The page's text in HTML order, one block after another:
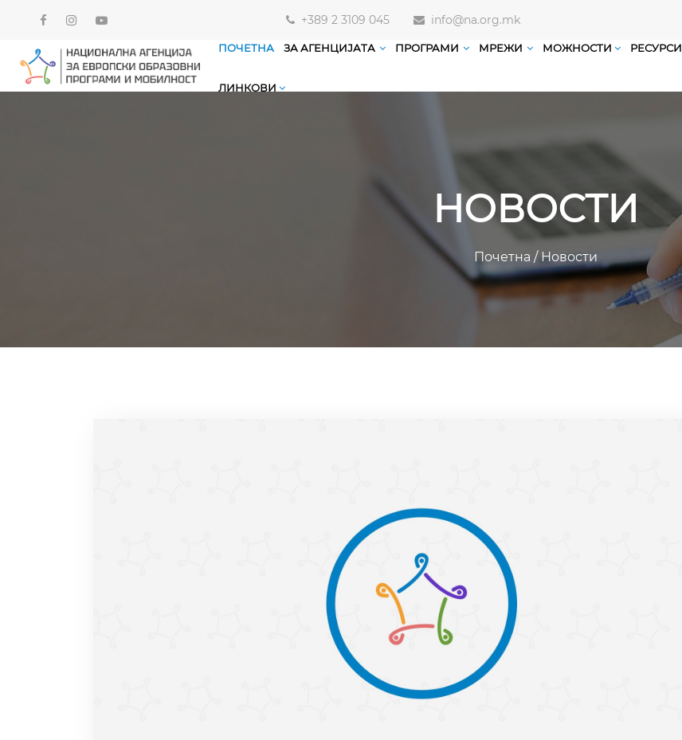
+389 2 3109 045 info@na.org.mk
ПОЧЕТНА ЗА АГЕНЦИЈАТА ПРОГРАМИ МРЕЖИ МОЖНОСТИ РЕСУРСИ
ЛИНКОВИ
НОВОСТИ
Почетна /Новости